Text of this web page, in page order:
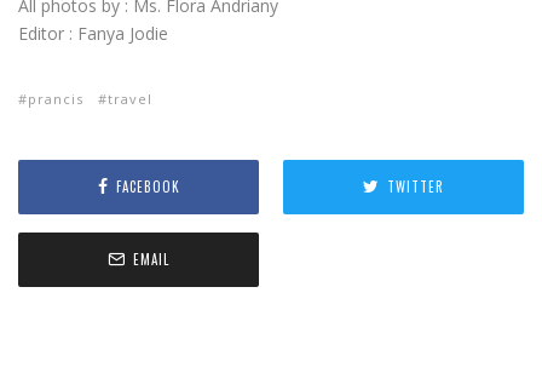
All photos by : Ms. Flora Andriany
Editor : Fanya Jodie
prancis travel
FACEBOOK TWITTER
EMAIL